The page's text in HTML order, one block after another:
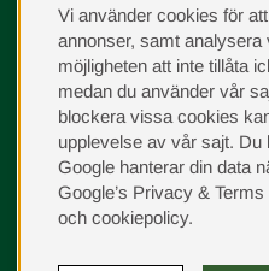
Vi använder cookies för
annonser, samt
möjligheten att inte tillåta
medan du använder vår
blockera vissa cookies
upplevelse av vår sajt. Du
Google hanterar din data
Google’s Privacy & Terms
och cookiepolicy.